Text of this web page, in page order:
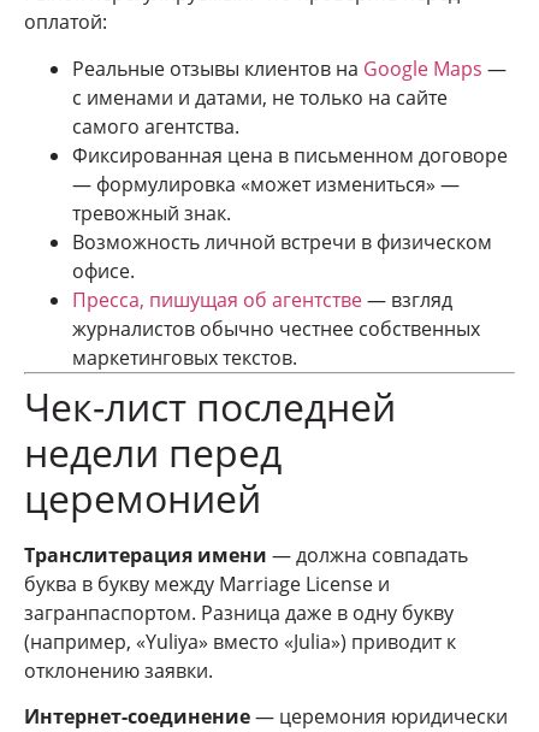
оплатой:
Реальные отзывы клиентов на Google Maps —
с именами и датами, не только на сайте
самого агентства.
Фиксированная цена в письменном договоре
— формулировка «может измениться» —
тревожный знак.
Возможность личной встречи в физическом
офисе.
Пресса, пишущая об агентстве— взгляд
журналистов обычно честнее собственных
маркетинговых текстов.
Чек-лист последней
недели перед
церемонией
Транслитерация имени — должна совпадать
буква в букву между Marriage License и
загранпаспортом. Разница даже в одну букву
(например, «Yuliya» вместо «Julia») приводит к
отклонению заявки.
Интернет-соединение— церемония юридически